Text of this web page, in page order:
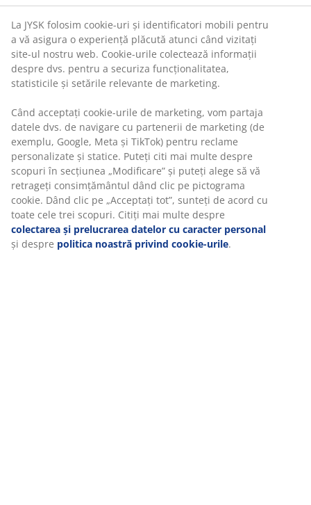
La JYSK folosim cookie-uri și identificatori mobili pentru
a vă asigura o experiență plăcută atunci când vizitați
site-ul nostru web. Cookie-urile colectează informații
despre dvs. pentru a securiza funcționalitatea,
statisticile și setările relevante de marketing.
Când acceptați cookie-urile de marketing, vom partaja
datele dvs. de navigare cu partenerii de marketing (de
exemplu, Google, Meta și TikTok) pentru reclame
personalizate și statice. Puteți citi mai multe despre
scopuri în secțiunea „Modificare” și puteți alege să vă
retrageți consimțământul dând clic pe pictograma
cookie. Dând clic pe „Acceptați tot”, sunteți de acord cu
toate cele trei scopuri. Citiți mai multe despre
colectarea și prelucrarea datelor cu caracter personal
și despre politica noastră privind cookie-urile.